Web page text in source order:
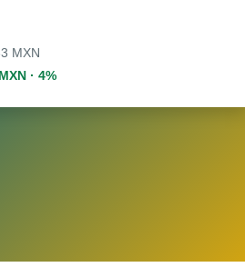
MXN
· 4%